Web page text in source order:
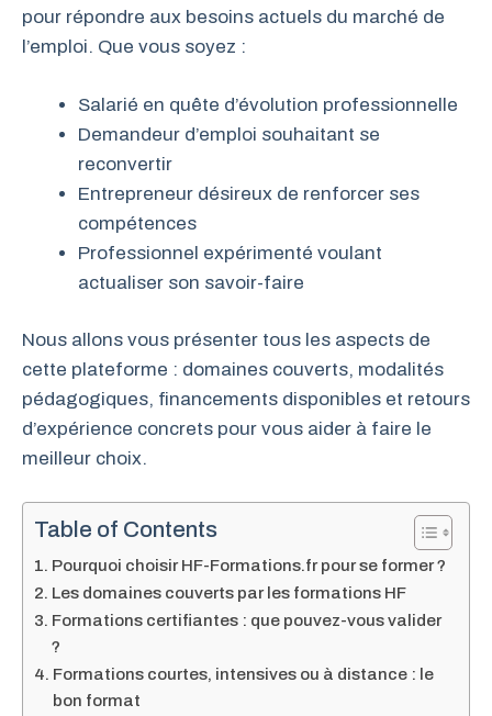
pour répondre aux besoins actuels du marché de
l’emploi. Que vous soyez :
Salarié en quête d’évolution professionnelle
Demandeur d’emploi souhaitant se
reconvertir
Entrepreneur désireux de renforcer ses
compétences
Professionnel expérimenté voulant
actualiser son savoir-faire
Nous allons vous présenter tous les aspects de
cette plateforme : domaines couverts, modalités
pédagogiques, financements disponibles et retours
d’expérience concrets pour vous aider à faire le
meilleur choix.
Table of Contents
Pourquoi choisir HF-Formations.fr pour se former ?
Les domaines couverts par les formations HF
Formations certifiantes : que pouvez-vous valider
?
Formations courtes, intensives ou à distance : le
bon format